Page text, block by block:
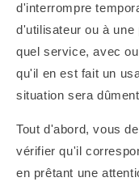
d'interrompre
d'utilisateur ou à
quel service, avec
qu'il en est fait un
situation sera
Tout d'abord, vous
vérifier qu'il
en prêtant une